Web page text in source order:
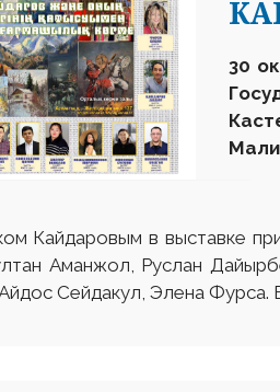
30
Кайдаровым в выставке
Аманжол, Руслан
Сейдакул, Элена